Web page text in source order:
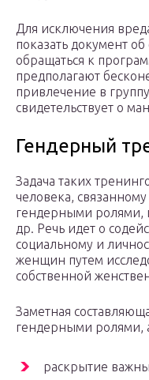
Для исключения
показать документ
обращаться к
предполагают
привлечение в
свидетельствует о
Гендерный
Задача таких
человека,
гендерными
др. Речь идет о
социальному и
женщин путем
собственной
Заметная
гендерными ролями,
раскрытие